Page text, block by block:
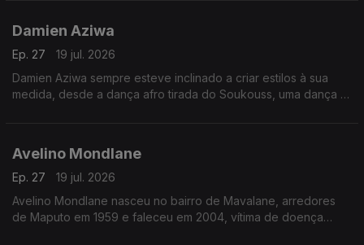
Damien Aziwa
Ep. 27
19 jul. 2026
Damien Aziwa sempre esteve inclinado a criar estilos à sua
medida, desde a dança afro tirada do Soukouss, uma dança e
Avelino Mondlane
Ep. 27
19 jul. 2026
Avelino Mondlane nasceu no bairro de Mavalane, arredores
de Maputo em 1959 e faleceu em 2004, vítima de doença